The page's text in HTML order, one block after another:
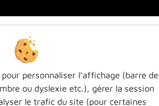
personnaliser l’affichage (barre de
ou dyslexie etc.), gérer la session
le trafic du site (pour certaines